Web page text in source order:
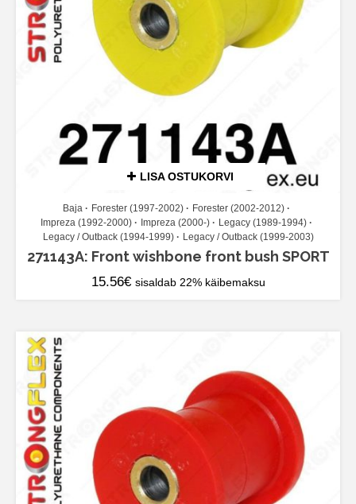
LISA OSTUKORVI
Baja Forester (1997-2002)
Forester (2002-2012)
Impreza (1992-2000)
Impreza (2000-)
Legacy (1989-1994)
Legacy / Outback (1994-1999)
Legacy / Outback (1999-2003)
271143A: Front wishbone front bush SPORT
15.56€ sisaldab 22% käibemaksu